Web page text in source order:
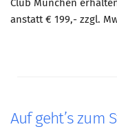
Club München
anstatt € 199,- zzgl.
Auf geht’s zum